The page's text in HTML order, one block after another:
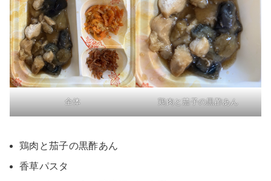
全体 鶏肉と茄子の黒酢あん
鶏肉と茄子の黒酢あん
香草パスタ